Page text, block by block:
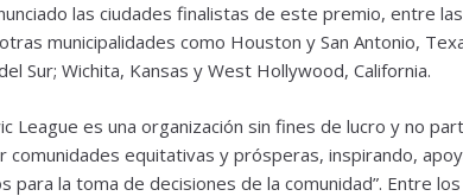
las ciudades finalistas de este premio, entre
municipalidades como Houston y San Antonio,
Sur; Wichita, Kansas y West Hollywood, California.
League es una organización sin fines de lucro y no
comunidades equitativas y prósperas, inspirando,
para la toma de decisiones de la comunidad”. Entre